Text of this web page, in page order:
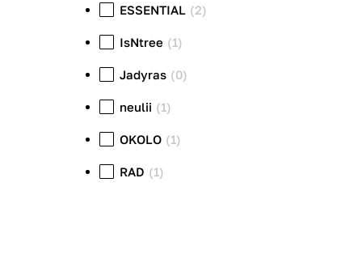
ESSENTIAL (2)
IsNtree (1)
Jadyras (0)
neulii (1)
OKOLO (1)
RAD (1)